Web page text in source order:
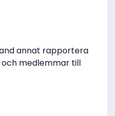
annat rapportera
medlemmar till